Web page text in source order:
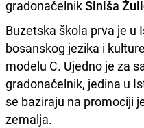
gradonačelnikSiniša
Buzetska škola prva je u
bosanskog jezika i
modelu C. Ujedno je za
gradonačelnik, jedina u
se baziraju na promociji
zemalja.